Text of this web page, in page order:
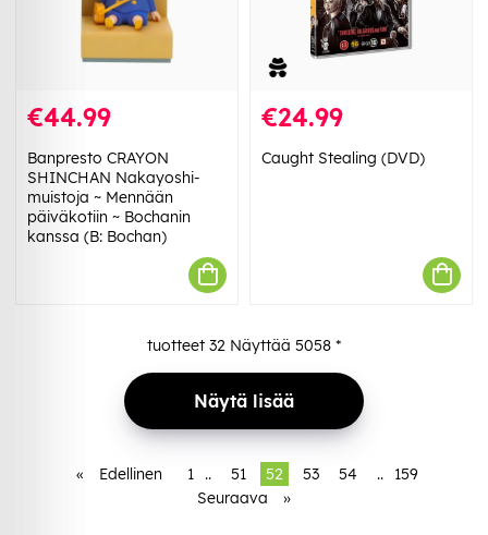
€44.99
Banpresto CRAYON
SHINCHAN Nakayoshi-
muistoja ~ Mennään
päiväkotiin ~ Bochanin
kanssa (B: Bochan)
€24.99
Caught Stealing (DVD)
tuotteet 32 Näyttää 5058 *
Näytä lisää
« Edellinen 1 .. 51 52 53 54 ..
159
Seuraava
»